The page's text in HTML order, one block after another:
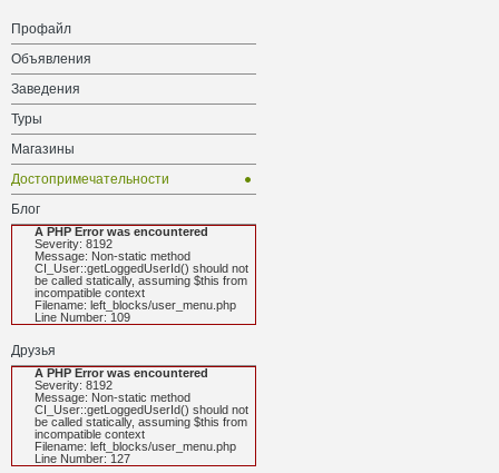
Профайл
Объявления
Заведения
Туры
Магазины
Достопримечательности
Блог
A PHP Error was encountered
Severity: 8192
Message: Non-static method
CI_User::getLoggedUserId() should not
be called statically, assuming $this from
incompatible context
Filename: left_blocks/user_menu.php
Line Number: 109
Друзья
A PHP Error was encountered
Severity: 8192
Message: Non-static method
CI_User::getLoggedUserId() should not
be called statically, assuming $this from
incompatible context
Filename: left_blocks/user_menu.php
Line Number: 127